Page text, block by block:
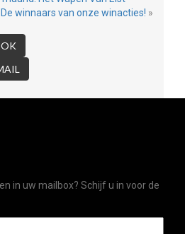
De winnaars van onze winacties! »
in uw mailbox? Schijf u in voor de